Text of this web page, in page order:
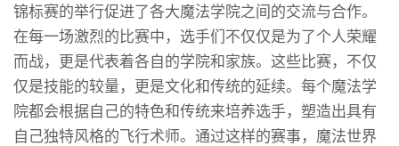
锦标赛的举行促进了各大魔法学院之间的交流与合作。
在每一场激烈的比赛中，选手们不仅仅是为了个人荣耀
而战，更是代表着各自的学院和家族。这些比赛，不仅
仅是技能的较量，更是文化和传统的延续。每个魔法学
院都会根据自己的特色和传统来培养选手，塑造出具有
自己独特风格的飞行术师。通过这样的赛事，魔法世界